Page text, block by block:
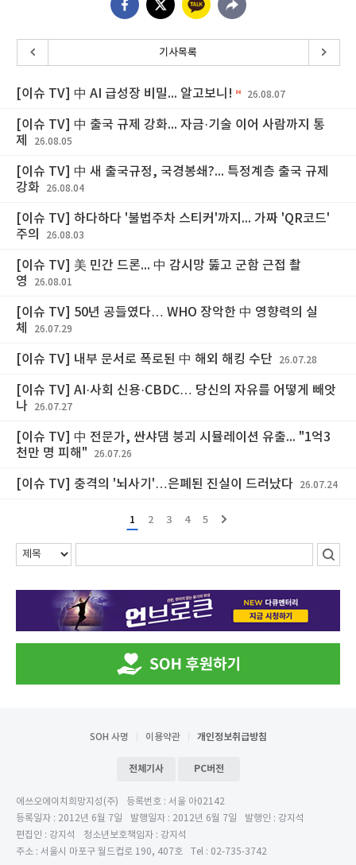
기사목록
[이슈 TV] 中 AI 급성장 비밀... 알고보니! 26.08.07
[이슈 TV] 中 출국 규제 강화... 자금·기술 이어 사람까지 통
제
26.08.05
[이슈 TV] 中 새 출국규정, 국경봉쇄?... 특정계층 출국 규제
강화
26.08.04
[이슈 TV] 하다하다 '불법주차 스티커'까지... 가짜 'QR코드'
주의
26.08.03
[이슈 TV] 美 민간 드론... 中 감시망 뚫고 군함 근접 촬
영
26.08.01
[이슈 TV] 50년 공들였다… WHO 장악한 中 영향력의 실
체
26.07.29
[이슈 TV] 내부 문서로 폭로된 中 해외 해킹 수단 26.07.28
[이슈 TV] AI·사회 신용·CBDC… 당신의 자유를 어떻게 빼앗
나
26.07.27
[이슈 TV] 中 전문가, 싼샤댐 붕괴 시뮬레이션 유출... "1억3
천만 명 피해"
26.07.26
[이슈 TV] 충격의 '뇌사기'…은폐된 진실이 드러났다 26.07.24
1 2 3 4 5
SOH 사명 이용약관 개인정보취급방침
전체기사 PC버전
에쓰오에이치희망지성(주)
등록번호 : 서울 아02142
등록일자 : 2012년 6월 7일
발행일자 : 2012년 6월 7일
발행인 : 강지석
편집인 : 강지석
청소년보호책임자 : 강지석
주소 : 서울시 마포구 월드컵로 190, 407호
Tel : 02-735-3742